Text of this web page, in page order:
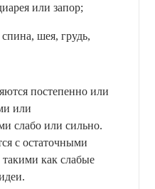
или запор;
шея, грудь,
постепенно или
или
слабо или сильно.
с остаточными
как слабые